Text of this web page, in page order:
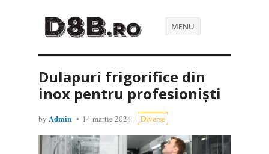
MENU
Dulapuri frigorifice din
inox pentru profesioniști
by Admin 14 martie 2024 Diverse